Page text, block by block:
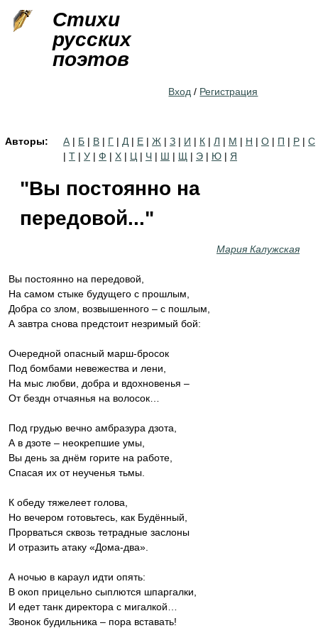
Стихи
русских
поэтов
Вход / Регистрация
Авторы: А | Б | В | Г | Д | Е | Ж | З | И | К | Л | М | Н | О | П | Р | С
| Т | У | Ф | Х | Ц | Ч | Ш | Щ | Э | Ю | Я
"Вы постоянно на
передовой..."
Мария Калужская
Вы постоянно на передовой,
На самом стыке будущего с прошлым,
Добра со злом, возвышенного – с пошлым,
А завтра снова предстоит незримый бой:
Очередной опасный марш-бросок
Под бомбами невежества и лени,
На мыс любви, добра и вдохновенья –
От бездн отчаянья на волосок…
Под грудью вечно амбразура дзота,
А в дзоте – неокрепшие умы,
Вы день за днём горите на работе,
Спасая их от неученья тьмы.
К обеду тяжелеет голова,
Но вечером готовьтесь, как Будённый,
Прорваться сквозь тетрадные заслоны
И отразить атаку «Дома-два».
А ночью в караул идти опять:
В окоп прицельно сыплются шпаргалки,
И едет танк директора с мигалкой…
Звонок будильника – пора вставать!